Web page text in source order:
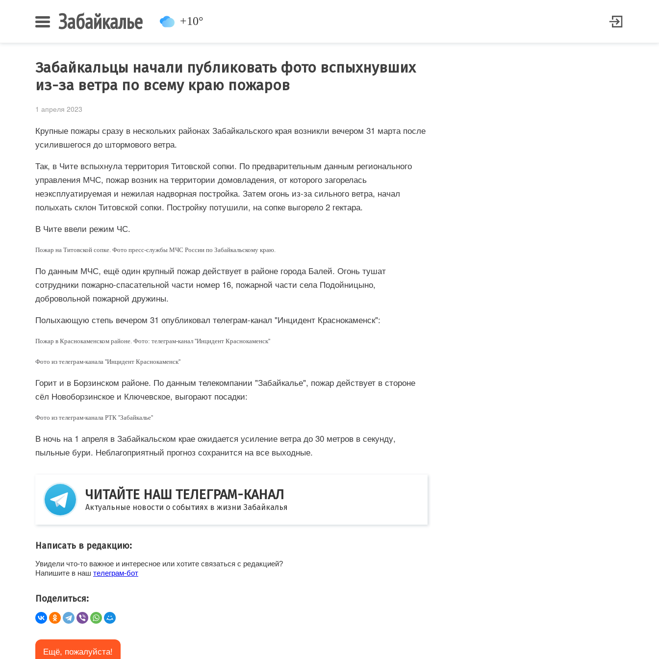
Забайкалье +10°
Забайкальцы начали публиковать фото вспыхнувших
из-за ветра по всему краю пожаров
1 апреля 2023
Крупные пожары сразу в нескольких районах Забайкальского края возникли вечером 31 марта после
усилившегося до штормового ветра.
Так, в Чите вспыхнула территория Титовской сопки. По предварительным данным регионального
управления МЧС, пожар возник на территории домовладения, от которого загорелась
неэксплуатируемая и нежилая надворная постройка. Затем огонь из-за сильного ветра, начал
полыхать склон Титовской сопки. Постройку потушили, на сопке выгорело 2 гектара.
В Чите ввели режим ЧС.
Пожар на Титовской сопке. Фото пресс-службы МЧС России по Забайкальскому краю.
По данным МЧС, ещё один крупный пожар действует в районе города Балей. Огонь тушат
сотрудники пожарно-спасательной части номер 16, пожарной части села Подойницыно,
добровольной пожарной дружины.
Полыхающую степь вечером 31 опубликовал телеграм-канал "Инцидент Краснокаменск":
Пожар в Краснокаменском районе. Фото: телеграм-канал ''Инцидент Краснокаменск''
Фото из телеграм-канала ''Инцидент Краснокаменск''
Горит и в Борзинском районе. По данным телекомпании "Забайкалье", пожар действует в стороне
сёл Новоборзинское и Ключевское, выгорают посадки:
Фото из телеграм-канала РТК ''Забайкалье''
В ночь на 1 апреля в Забайкальском крае ожидается усиление ветра до 30 метров в секунду,
пыльные бури. Неблагоприятный прогноз сохранится на все выходные.
ЧИТАЙТЕ НАШ ТЕЛЕГРАМ-КАНАЛ
Актуальные новости о событиях в жизни Забайкалья
Написать в редакцию:
Увидели что-то важное и интересное или хотите связаться с редакцией?
Напишите в наш телеграм-бот
Поделиться:
Eщё, пожалуйста!